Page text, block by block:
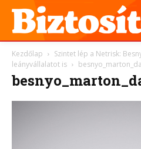
Kezdőlap
Szintet lép a Netrisk:
leányvállalatot is